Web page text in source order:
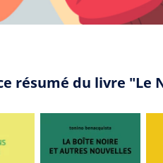
résumé du livre